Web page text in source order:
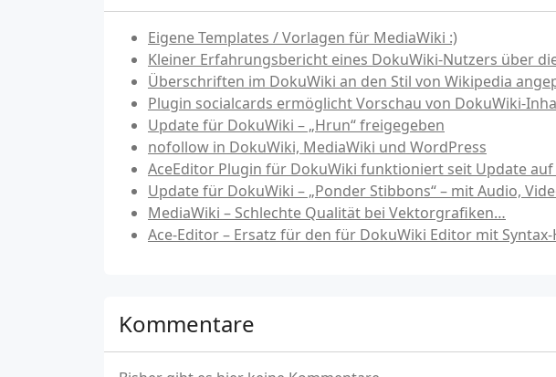
Eigene Templates / Vorlagen für MediaWiki :)
Kleiner Erfahrungsbericht eines DokuWiki-Nutzers über
Überschriften im DokuWiki an den Stil von Wikipedia
Plugin socialcards ermöglicht Vorschau von DokuWiki-
Update für DokuWiki – „Hrun“ freigegeben
nofollow in DokuWiki, MediaWiki und WordPress
AceEditor Plugin für DokuWiki funktioniert seit Update
Update für DokuWiki – „Ponder Stibbons“ – mit Audio,
MediaWiki – Schlechte Qualität bei Vektorgrafiken…
Ace-Editor – Ersatz für den für DokuWiki Editor mit
Kommentare